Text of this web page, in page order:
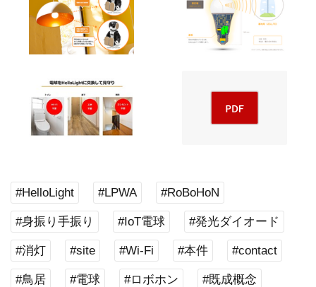
#HelloLight #LPWA #RoBoHoN
#身振り手振り #IoT電球 #発光ダイオード
#消灯 #site #Wi-Fi #本件 #contact
#鳥居 #電球 #ロボホン #既成概念